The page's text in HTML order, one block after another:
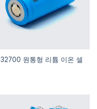
32700 원통형 리튬 이온 셀